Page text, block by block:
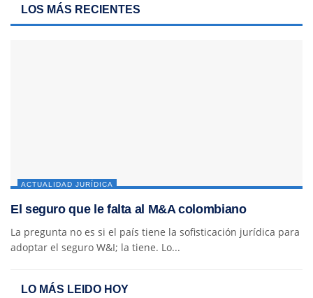
LOS MÁS RECIENTES
ACTUALIDAD JURÍDICA
El seguro que le falta al M&A colombiano
La pregunta no es si el país tiene la sofisticación jurídica para
adoptar el seguro W&I; la tiene. Lo...
LO MÁS LEIDO HOY